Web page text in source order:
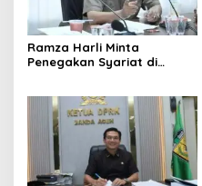
Ramza Harli Minta
Penegakan Syariat di